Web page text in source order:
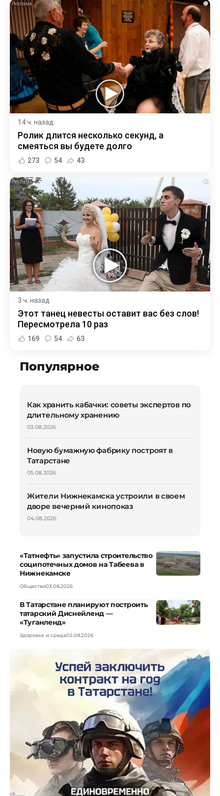
i
14 ч. назад
Ролик длится несколько секунд, а
смеяться вы будете долго
273 54 43
i
3 ч. назад
Этот танец невесты оставит вас без слов!
Пересмотрела 10 раз
169 54 63
Популярное
Как хранить кабачки: советы экспертов по
длительному хранению
03.08.2026
Новую бумажную фабрику построят в
Татарстане
05.08.2026
Жители Нижнекамска устроили в своем
дворе вечерний кинопоказ
04.08.2026
«Татнефть» запустила строительство
соципотечных домов на Табеева в
Нижнекамске
Общество03.08.2026
В Татарстане планируют построить
татарский Диснейленд —
«Туганленд»
Здоровье и среда02.08.2026